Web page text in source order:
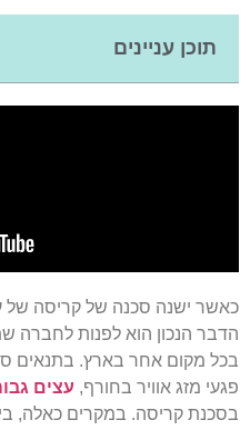
תוכן עניינים
כאשר ישנה סכנה של קריסה של
הדבר הנכון הוא לפנות לחברה
בכל מקום אחר בארץ. בתנאים
פגעי מזג אוויר בחורף, עצים
בסכנת קריסה. במקרים כאלה,